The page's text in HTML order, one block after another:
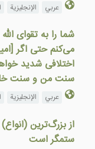
عربي الإنجليزية
شما را به تقوای
می‌کنم حتی اگر
اختلافی شدید
سنت من و سنت
عربي الإنجليزية
از بزرگ‌ترین
ستمگر است